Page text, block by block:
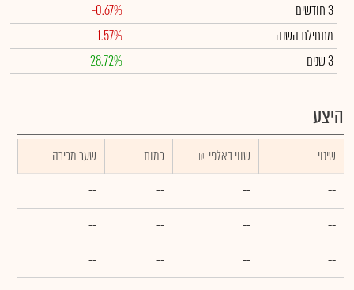
3 חודשים
-0.67%
מתחילת השנה
-1.57%
3 שנים
28.72%
היצע
שינוי ₪ שווי באלפי כמות
שער מכירה
--
--
--
--
--
--
--
--
--
--
--
--